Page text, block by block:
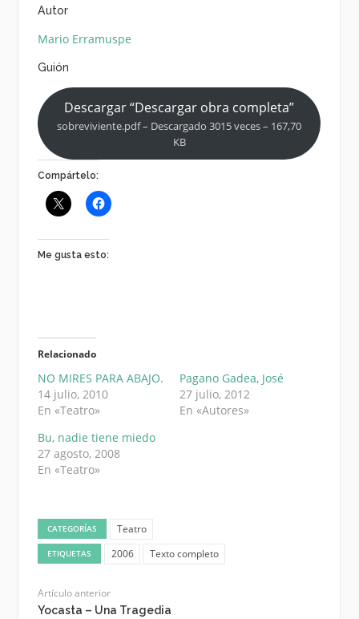
Autor
Mario Erramuspe
Guión
Descargar “Descargar obra completa”
sobreviviente.pdf – Descargado 3015 veces – 167,70
KB
Compártelo:
Me gusta esto:
Relacionado
NO MIRES PARA ABAJO.
14 julio, 2010
En «Teatro»
Pagano Gadea, José
27 julio, 2012
En «Autores»
Bu, nadie tiene miedo
27 agosto, 2008
En «Teatro»
CATEGORÍAS Teatro
ETIQUETAS 2006 Texto completo
Artículo anterior
Yocasta – Una Tragedia